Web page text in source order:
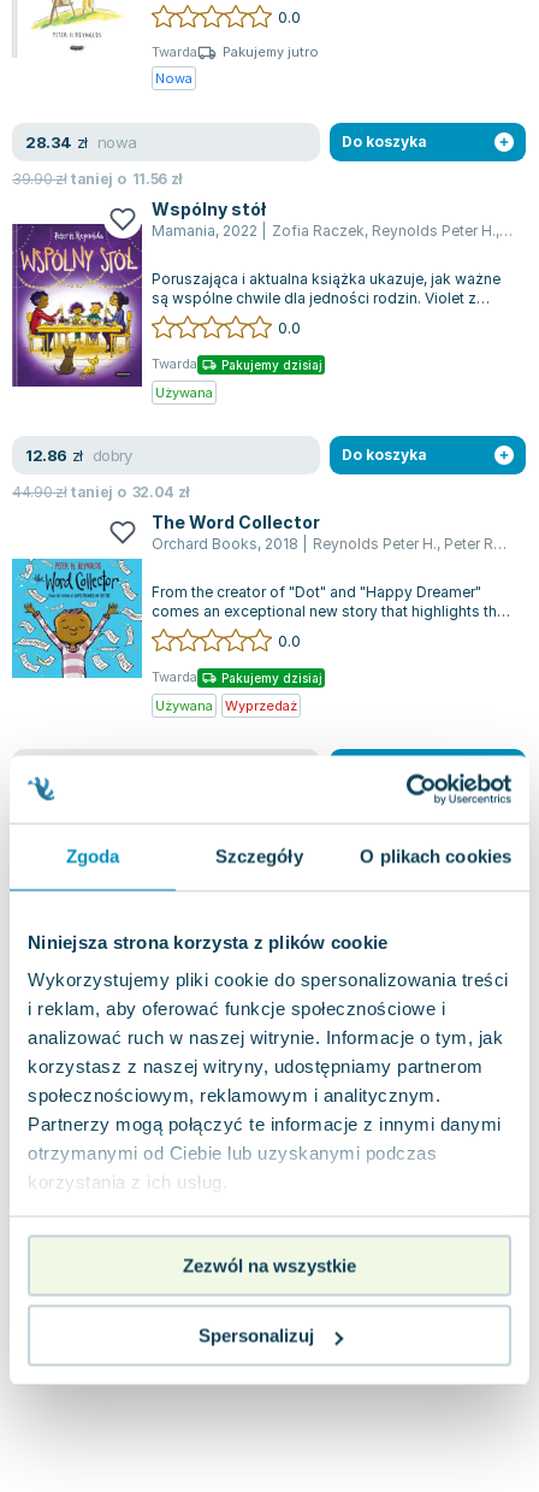
Zgoda Szczegóły O plikach cookies
Niniejsza strona korzysta z plików cookie
Wykorzystujemy pliki cookie do spersonalizowania treści
i reklam, aby oferować funkcje społecznościowe i
analizować ruch w naszej witrynie. Informacje o tym, jak
korzystasz z naszej witryny, udostępniamy partnerom
społecznościowym, reklamowym i analitycznym.
Partnerzy mogą połączyć te informacje z innymi danymi
otrzymanymi od Ciebie lub uzyskanymi podczas
korzystania z ich usług.
Zezwól na wszystkie
Spersonalizuj
Joseph Murphy
Jan Sztaudynger
Aleksander Puszkin
Małgorzata Ohme
Maddie Ziegler
Leszek Czarnecki
Joanna Racewicz
Maria Seweryn
Janina Zającówna
Eric Helms
Anna Prus (oprac.)
Nela Mała Reporterka
Barbara Wrzesińska
Terry Pratchett
Virginia Woolf
Lorraine Warren
Ajahn Brahm
Lucinda Riley
Jacek Walkiewicz
zacznie tworzyć mural w bibliotece. Planuje namal...
0.0
Twarda
Pakujemy jutro
Nowa
28.34 zł nowa
39.90złtaniej o 11.56 zł
Do koszyka
Wspólny stół
Mamania, 2022 Zofia Raczek, Reynolds Peter H.,
Poruszająca i aktualna książka ukazuje, jak ważne
są wspólne chwile dla jedności rodzin. Violet z
nostalgią wspomina czasy, gdy ro...
0.0
Twarda Pakujemy dzisiaj
Używana
12.86 zł dobry
44.90złtaniej o 32.04 zł
Do koszyka
The Word Collector
Orchard Books, 2018 Reynolds Peter H., Peter Reynolds
From the creator of "Dot" and "Happy Dreamer"
comes an exceptional new story that highlights the
importance of discovering one's o...
0.0
Twarda Pakujemy dzisiaj
Używana Wyprzedaż
71.90zł